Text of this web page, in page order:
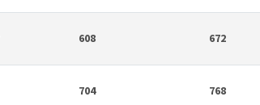
608 672
704 768